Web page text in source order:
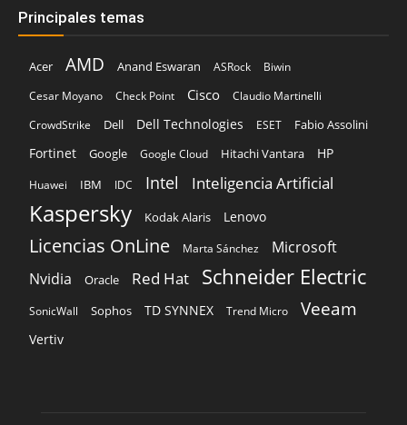
Principales temas
Acer AMD Anand Eswaran ASRock
Biwin
Cesar Moyano
Check Point Cisco
Claudio Martinelli
CrowdStrike
Dell Dell Technologies ESET Fabio Assolini
Fortinet Google Google Cloud Hitachi Vantara HP
Huawei IBM IDC Intel Inteligencia Artificial
Kaspersky Kodak Alaris Lenovo
Licencias OnLine Marta Sánchez
Microsoft
Nvidia
Oracle Red Hat Schneider Electric
SonicWall Sophos TD SYNNEX Trend Micro Veeam
Vertiv